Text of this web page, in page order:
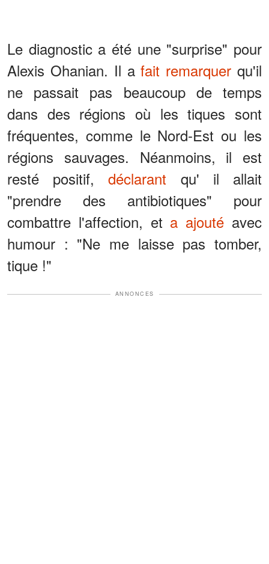
Le diagnostic a été une "surprise" pour
Alexis Ohanian. Il afait remarquer qu'il
ne passait pas beaucoup de temps
dans des régions où les tiques sont
fréquentes, comme le Nord-Est ou les
régions sauvages. Néanmoins, il est
resté positif,déclarant qu' il allait
"prendre des antibiotiques" pour
combattre l'affection, et a ajouté avec
humour : "Ne me laisse pas tomber,
tique !"
ANNONCES